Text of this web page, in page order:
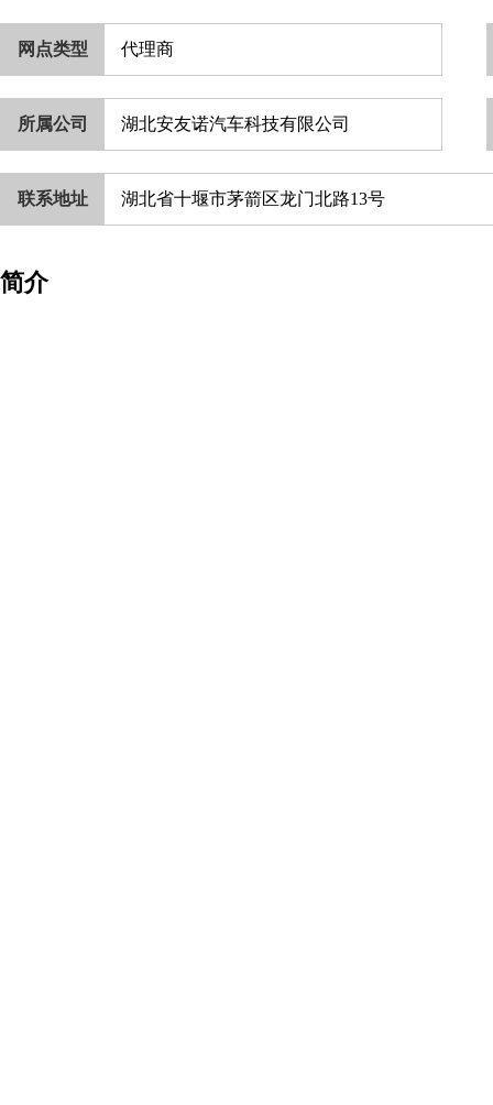
网点类型 代理商
所属公司 湖北安友诺汽车科技有限公司
联系地址 湖北省十堰市茅箭区龙门北路13号
简介